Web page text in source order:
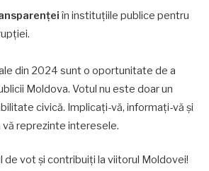
în instituțiile publice pentru
din 2024 sunt o oportunitate de a
Moldova. Votul nu este doar un
civică. Implicați-vă, informați-vă și
reprezinte interesele.
de vot și contribuiți la viitorul Moldovei!